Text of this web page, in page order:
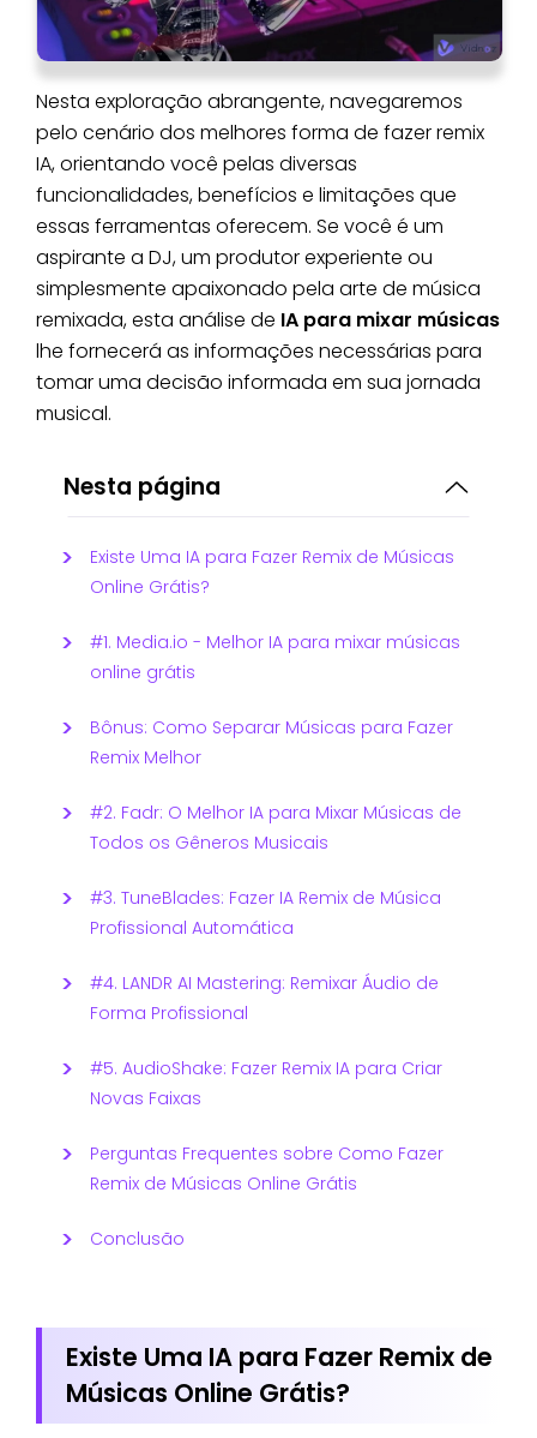
Nesta exploração abrangente, navegaremos
pelo cenário dos melhores forma de fazer remix
IA, orientando você pelas diversas
funcionalidades, benefícios e limitações que
essas ferramentas oferecem. Se você é um
aspirante a DJ, um produtor experiente ou
simplesmente apaixonado pela arte de música
remixada, esta análise de IA para mixar músicas
lhe fornecerá as informações necessárias para
tomar uma decisão informada em sua jornada
musical.
Nesta página
Existe Uma IA para Fazer Remix de Músicas
Online Grátis?
#1. Media.io - Melhor IA para mixar músicas
online grátis
Bônus: Como Separar Músicas para Fazer
Remix Melhor
#2. Fadr: O Melhor IA para Mixar Músicas de
Todos os Gêneros Musicais
#3. TuneBlades: Fazer IA Remix de Música
Profissional Automática
#4. LANDR AI Mastering: Remixar Áudio de
Forma Profissional
#5. AudioShake: Fazer Remix IA para Criar
Novas Faixas
Perguntas Frequentes sobre Como Fazer
Remix de Músicas Online Grátis
Conclusão
Existe Uma IA para Fazer Remix de
Músicas Online Grátis?